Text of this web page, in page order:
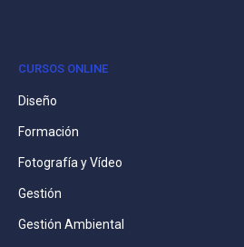
CURSOS ONLINE
Diseño
Formación
Fotografía y Vídeo
Gestión
Gestión Ambiental